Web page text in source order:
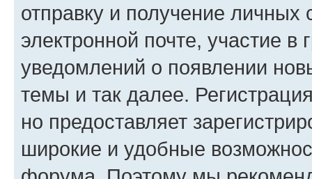
отправку и получение
электронной почте, участие в
уведомлений о появлении
темы и так далее.
но предоставляет
широкие и удобные